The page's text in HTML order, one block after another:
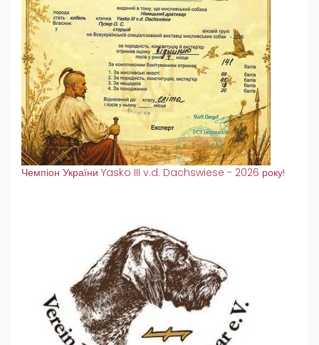
Чемпіон України Yasko III v.d. Dachswiese - 2026 року!